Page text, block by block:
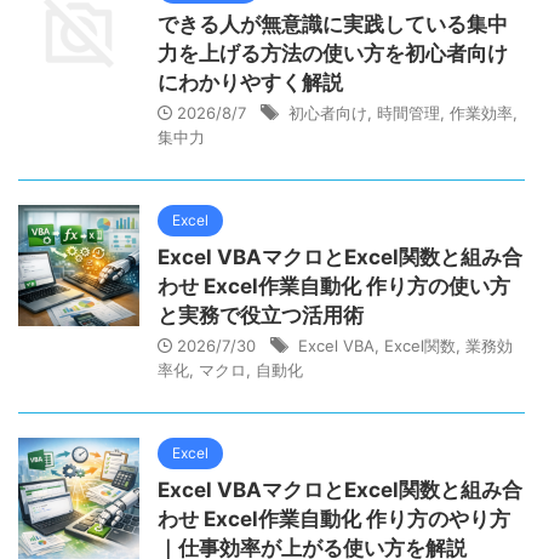
できる人が無意識に実践している集中
力を上げる方法の使い方を初心者向け
にわかりやすく解説
2026/8/7 初心者向け 時間管理 作業効率
集中力
Excel
Excel VBAマクロとExcel関数と組み合
わせ Excel作業自動化 作り方の使い方
と実務で役立つ活用術
2026/7/30 Excel VBA Excel関数 業務効
率化 マクロ 自動化
Excel
Excel VBAマクロとExcel関数と組み合
わせ Excel作業自動化 作り方のやり方
｜仕事効率が上がる使い方を解説